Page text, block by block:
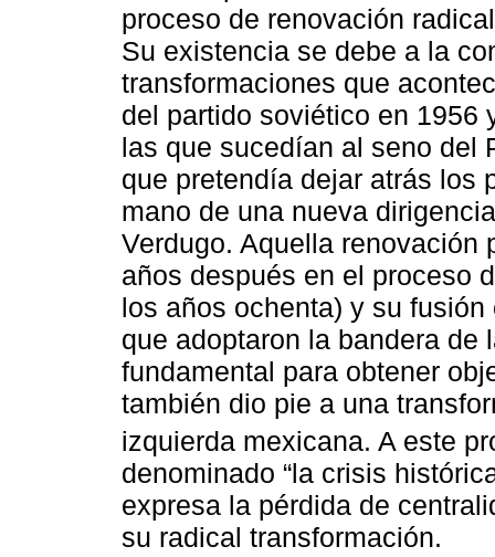
proceso de renovación
Su existencia se debe a la
transformaciones que
del partido soviético en 1956
las que sucedían al seno del
que pretendía dejar atrás los
mano de una nueva
Verdugo. Aquella
años después en el proceso
los años ochenta) y su
que adoptaron la bandera de
fundamental para obtener
también dio pie a una
izquierda mexicana. A este
denominado “la crisis
expresa la pérdida de
su radical transformación.